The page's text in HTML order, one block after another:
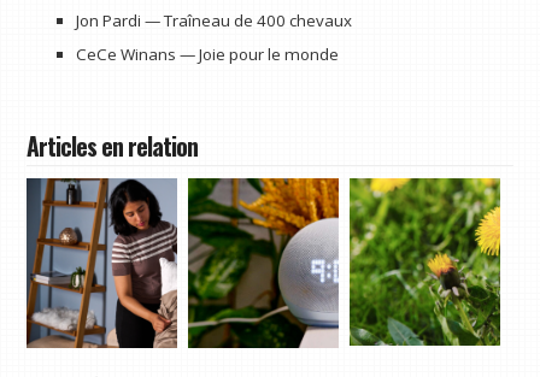
Jon Pardi — Traîneau de 400 chevaux
CeCe Winans — Joie pour le monde
Articles en relation